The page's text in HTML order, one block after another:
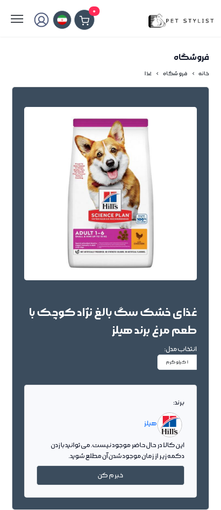
0
فروشگاه
خانه فروشگاه غذا
غذای خشک سگ بالغ نژاد کوچک با
طعم مرغ برند هیلز
انتخاب مدل:
1 کیلو گرم
برند:
هیلز
این کالا در حال حاضر موجود نیست. می توانید با زدن
دکمه زیر از زمان موجود شدن آن مطلع شوید.
خبرم کن